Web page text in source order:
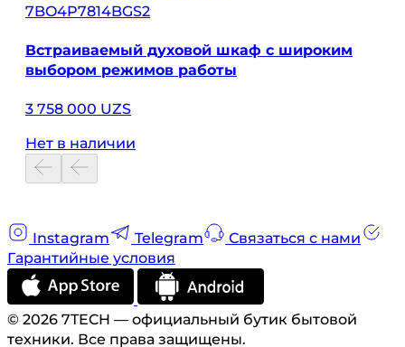
7BO4P7814BGS2
Встраиваемый духовой шкаф с широким
выбором режимов работы
3 758 000 UZS
Нет в наличии
Instagram Telegram
Связаться с нами
Гарантийные условия
© 2026 7TECH — официальный бутик бытовой
техники. Все права защищены.